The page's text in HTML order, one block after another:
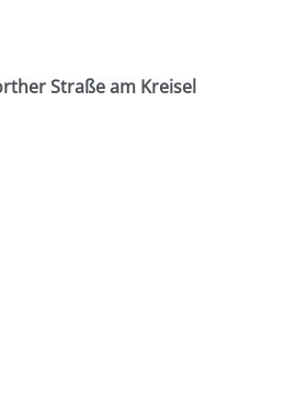
Straße am Kreisel